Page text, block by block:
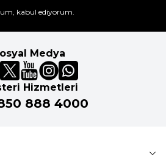
kabul ediyorum.
Medya
Hizmetleri
888 4000